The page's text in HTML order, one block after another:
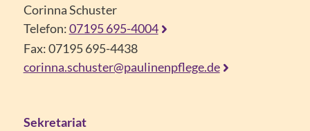
Corinna Schuster
Telefon:07195 695-4004
Fax: 07195 695-4438
corinna.schuster@paulinenpflege.de
Sekretariat